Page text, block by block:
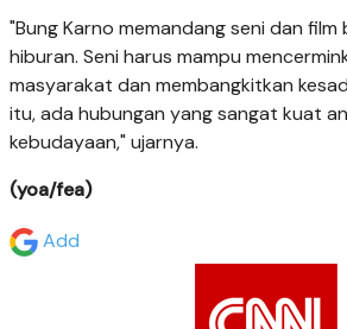
"Bung Karno memandang seni dan
hiburan. Seni harus mampu
masyarakat dan membangkitkan
itu, ada hubungan yang sangat kuat
kebudayaan," ujarnya.
(yoa/fea)
Add